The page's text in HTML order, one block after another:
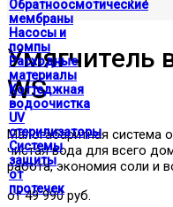
Обратноосмотические
мембраны
Насосы и
помпы
Расходные
материалы
Коттеджная
водоочистка
UV
стерилизаторы
Системы
защиты
от
протечек
Умягчитель
WS
Малогабаритная система
чистая вода для всего
работа, экономия соли и
от 49 990 руб.